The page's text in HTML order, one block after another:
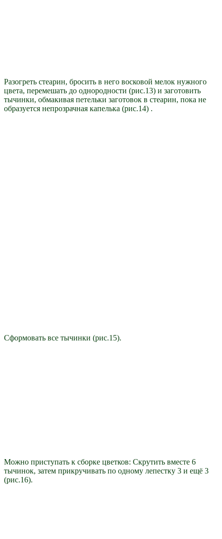
Разогреть стеарин, бросить в него восковой мелок нужного
цвета, перемешать до однородности (рис.13) и заготовить
тычинки, обмакивая петельки заготовок в стеарин, пока не
образуется непрозрачная капелька (рис.14) .
Сформовать все тычинки (рис.15).
Можно приступать к сборке цветков: Скрутить вместе 6
тычинок, затем прикручивать по одному лепестку 3 и ещё 3
(рис.16).